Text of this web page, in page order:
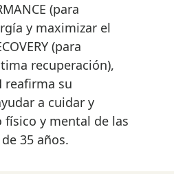
(para
y maximizar el
(para
recuperación),
reafirma su
a cuidar y
físico y mental de las
35 años.